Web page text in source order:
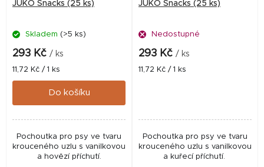
JUKO Snacks (25 ks)
Skladem (>5 ks)
293 Kč / ks
Měrná
cena:
11,72 Kč / 1 ks
Do košíku
Pochoutka pro psy ve tvaru
krouceného uzlu s vanilkovou
a hovězí příchutí.
JUKO Snacks (25 ks)
Nedostupné
293 Kč / ks
Měrná
11,72 Kč / 1 ks
Pochoutka pro psy ve tvaru
krouceného uzlu s vanilkovou
a kuřecí příchutí.